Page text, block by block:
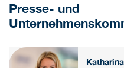
Presse- und